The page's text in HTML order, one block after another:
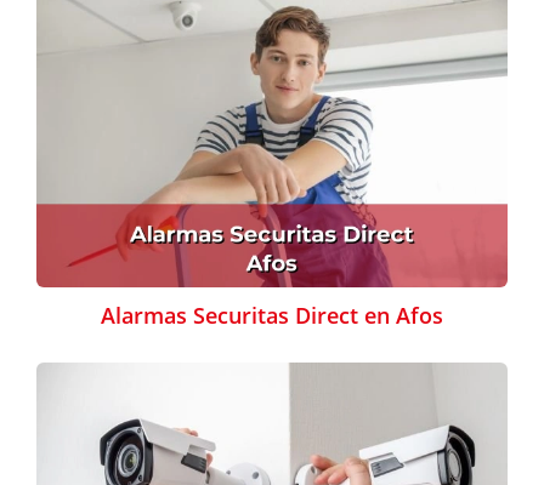
Alarmas Securitas Direct en Afos